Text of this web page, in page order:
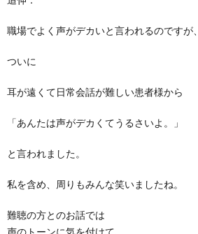
職場でよく声がデカいと言われるのですが、
ついに
耳が遠くて日常会話が難しい患者様から
「あんたは声がデカくてうるさいよ。」
と言われました。
私を含め、周りもみんな笑いましたね。
難聴の方とのお話では
声のトーンに気を付けて、